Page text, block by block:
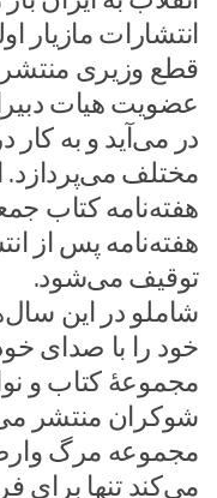
انتشارات مازیار
قطع وزیری
عضویت هیات
در می‌آید و به کار
هفته‌نامه کتاب
هفته‌نامه پس از
توقیف می‌شود.
شاملو در این
خود را با صدای
مجموعهٔ کتاب و
شوکران منتشر
مجموعه مرگ
می‌کند تنها برای